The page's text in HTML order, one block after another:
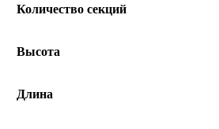
Количество секций
Высота
Длина